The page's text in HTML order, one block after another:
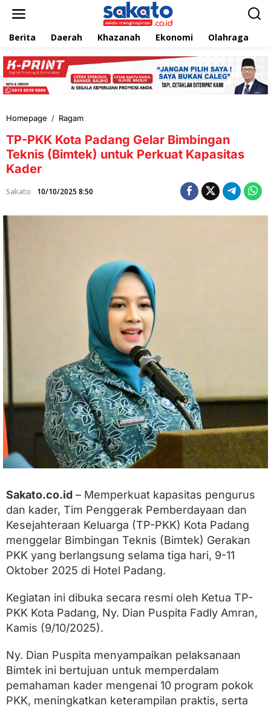
e
k
Berita Daerah Khazanah Ekonomi Olahraga
Homepage / Ragam
P
K
o
a
g
G
e
B
i
m
b
i
n
g
a
n
T
e
k
i
s
B
i
m
t
e
k
u
n
t
u
P
e
r
k
u
a
TP-PKK Kota Padang Gelar Bimbingan
Teknis (Bimtek) untuk Perkuat Kapasitas
Kader
Sakato 10/10/2025 8:50
Sakato.co.id – Memperkuat kapasitas pengurus
dan kader, Tim Penggerak Pemberdayaan dan
Kesejahteraan Keluarga (TP-PKK) Kota Padang
menggelar Bimbingan Teknis (Bimtek) Gerakan
PKK yang berlangsung selama tiga hari, 9-11
Oktober 2025 di Hotel Padang.
Kegiatan ini dibuka secara resmi oleh Ketua TP-
PKK Kota Padang, Ny. Dian Puspita Fadly Amran,
Kamis (9/10/2025).
Ny. Dian Puspita menyampaikan pelaksanaan
Bimtek ini bertujuan untuk memperdalam
pemahaman kader mengenai 10 program pokok
PKK, meningkatkan keterampilan praktis, serta